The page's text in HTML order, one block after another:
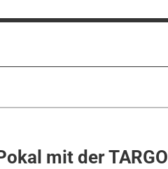
mit der TARGO